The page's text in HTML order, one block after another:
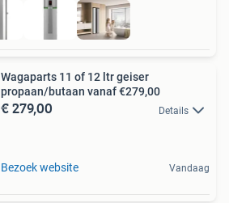
Wagaparts 11 of 12 ltr geiser
propaan/butaan vanaf €279,00
€ 279,00 Details
Bezoek website Vandaag